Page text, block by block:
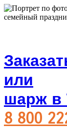
или
шарж в
8 800